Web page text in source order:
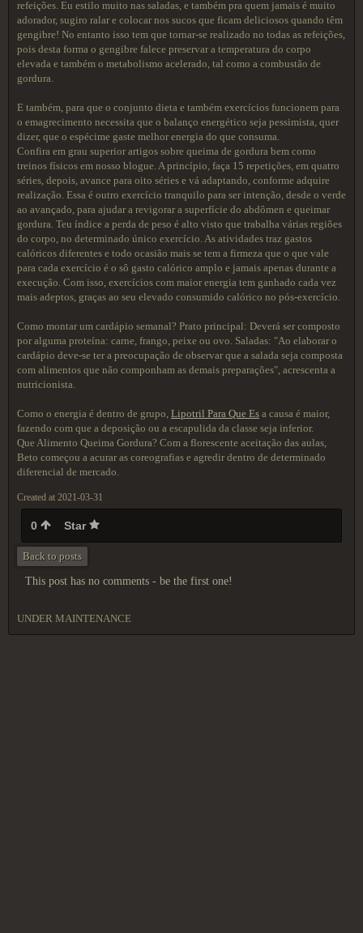
refeições. Eu estilo muito nas saladas, e também pra quem jamais é muito
adorador, sugiro ralar e colocar nos sucos que ficam deliciosos quando têm
gengibre! No entanto isso tem que tornar-se realizado no todas as refeições,
pois desta forma o gengibre falece preservar a temperatura do corpo
elevada e também o metabolismo acelerado, tal como a combustão de
gordura.
E também, para que o conjunto dieta e também exercícios funcionem para
o emagrecimento necessita que o balanço energético seja pessimista, quer
dizer, que o espécime gaste melhor energia do que consuma.
Confira em grau superior artigos sobre queima de gordura bem como
treinos físicos em nosso blogue. A princípio, faça 15 repetições, em quatro
séries, depois, avance para oito séries e vá adaptando, conforme adquire
realização. Essa é outro exercício tranquilo para ser intenção, desde o verde
ao avançado, para ajudar a revigorar a superfície do abdômen e queimar
gordura. Teu índice a perda de peso é alto visto que trabalha várias regiões
do corpo, no determinado único exercício. As atividades traz gastos
calóricos diferentes e todo ocasião mais se tem a firmeza que o que vale
para cada exercício é o sô gasto calórico amplo e jamais apenas durante a
execução. Com isso, exercícios com maior energia tem ganhado cada vez
mais adeptos, graças ao seu elevado consumido calórico no pós-exercício.
Como montar um cardápio semanal? Prato principal: Deverá ser composto
por alguma proteína: carne, frango, peixe ou ovo. Saladas: "Ao elaborar o
cardápio deve-se ter a preocupação de observar que a salada seja composta
com alimentos que não componham as demais preparações", acrescenta a
nutricionista.
Como o energia é dentro de grupo, Lipotril Para Que Es a causa é maior,
fazendo com que a deposição ou a escapulida da classe seja inferior.
Que Alimento Queima Gordura? Com a florescente aceitação das aulas,
Beto começou a acurar as coreografias e agredir dentro de determinado
diferencial de mercado.
Created at 2021-03-31
0 Star
Back to posts
This post has no comments - be the first one!
UNDER MAINTENANCE